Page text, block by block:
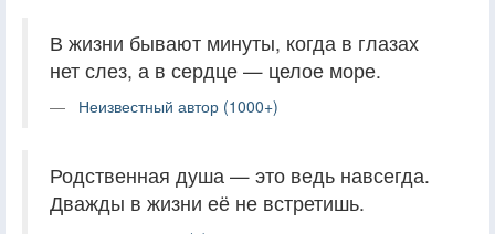
В жизни бывают минуты, когда в глазах
нет слез, а в сердце — целое море.
Неизвестный автор (1000+)
Родственная душа — это ведь навсегда.
Дважды в жизни её не встретишь.